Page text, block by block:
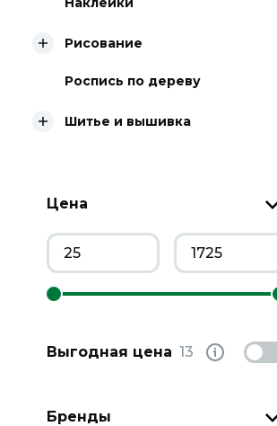
Рисование
Роспись по дереву
Шитье и вышивка
Цена
Выгодная цена 13
Бренды